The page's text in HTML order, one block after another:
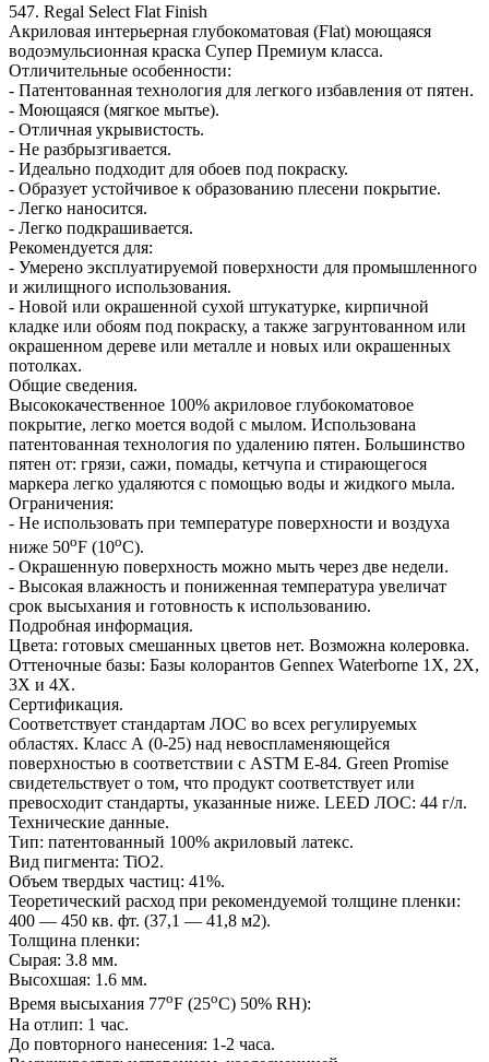
547. Regal Select Flat Finish
Акриловая интерьерная глубокоматовая (Flat) моющаяся
водоэмульсионная краска Супер Премиум класса.
Отличительные особенности:
- Патентованная технология для легкого избавления от пятен.
- Моющаяся (мягкое мытье).
- Отличная укрывистость.
- Не разбрызгивается.
- Идеально подходит для обоев под покраску.
- Образует устойчивое к образованию плесени покрытие.
- Легко наносится.
- Легко подкрашивается.
Рекомендуется для:
- Умерено эксплуатируемой поверхности для промышленного
и жилищного использования.
- Новой или окрашенной сухой штукатурке, кирпичной
кладке или обоям под покраску, а также загрунтованном или
окрашенном дереве или металле и новых или окрашенных
потолках.
Общие сведения.
Высококачественное 100% акриловое глубокоматовое
покрытие, легко моется водой с мылом. Использована
патентованная технология по удалению пятен. Большинство
пятен от: грязи, сажи, помады, кетчупа и стирающегося
маркера легко удаляются с помощью воды и жидкого мыла.
Ограничения:
- Не использовать при температуре поверхности и воздуха
ниже 50oF (10oC).
- Окрашенную поверхность можно мыть через две недели.
- Высокая влажность и пониженная температура увеличат
срок высыхания и готовность к использованию.
Подробная информация.
Цвета: готовых смешанных цветов нет. Возможна колеровка.
Оттеночные базы: Базы колорантов Gennex Waterborne 1Х, 2Х,
3Х и 4Х.
Сертификация.
Соответствует стандартам ЛОС во всех регулируемых
областях. Класс А (0-25) над невоспламеняющейся
поверхностью в соответствии с ASTM E-84. Green Promise
свидетельствует о том, что продукт соответствует или
превосходит стандарты, указанные ниже. LEED ЛОС: 44 г/л.
Технические данные.
Тип: патентованный 100% акриловый латекс.
Вид пигмента: TiO2.
Объем твердых частиц: 41%.
Теоретический расход при рекомендуемой толщине пленки:
400 — 450 кв. фт. (37,1 — 41,8 м2).
Толщина пленки:
Сырая: 3.8 мм.
Высохшая: 1.6 мм.
Время высыхания 77oF (25oC) 50% RH):
На отлип: 1 час.
До повторного нанесения: 1-2 часа.